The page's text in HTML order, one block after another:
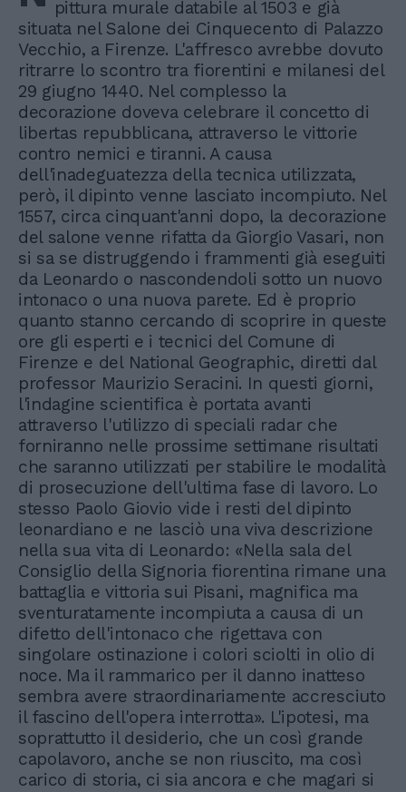
pittura murale databile al 1503 e già
situata nel Salone dei Cinquecento di Palazzo
Vecchio, a Firenze. L'affresco avrebbe dovuto
ritrarre lo scontro tra fiorentini e milanesi del
29 giugno 1440. Nel complesso la
decorazione doveva celebrare il concetto di
libertas repubblicana, attraverso le vittorie
contro nemici e tiranni. A causa
dell'inadeguatezza della tecnica utilizzata,
però, il dipinto venne lasciato incompiuto. Nel
1557, circa cinquant'anni dopo, la decorazione
del salone venne rifatta da Giorgio Vasari, non
si sa se distruggendo i frammenti già eseguiti
da Leonardo o nascondendoli sotto un nuovo
intonaco o una nuova parete. Ed è proprio
quanto stanno cercando di scoprire in queste
ore gli esperti e i tecnici del Comune di
Firenze e del National Geographic, diretti dal
professor Maurizio Seracini. In questi giorni,
l'indagine scientifica è portata avanti
attraverso l'utilizzo di speciali radar che
forniranno nelle prossime settimane risultati
che saranno utilizzati per stabilire le modalità
di prosecuzione dell'ultima fase di lavoro. Lo
stesso Paolo Giovio vide i resti del dipinto
leonardiano e ne lasciò una viva descrizione
nella sua vita di Leonardo: «Nella sala del
Consiglio della Signoria fiorentina rimane una
battaglia e vittoria sui Pisani, magnifica ma
sventuratamente incompiuta a causa di un
difetto dell'intonaco che rigettava con
singolare ostinazione i colori sciolti in olio di
noce. Ma il rammarico per il danno inatteso
sembra avere straordinariamente accresciuto
il fascino dell'opera interrotta». L'ipotesi, ma
soprattutto il desiderio, che un così grande
capolavoro, anche se non riuscito, ma così
carico di storia, ci sia ancora e che magari si